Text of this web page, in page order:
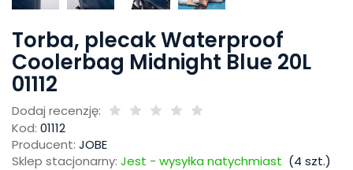
Torba, plecak Waterproof
Coolerbag Midnight Blue 20L
01112
Dodaj recenzję:
Kod: 01112
Producent: JOBE
Sklep stacjonarny: Jest - wysyłka natychmiast (4 szt.)